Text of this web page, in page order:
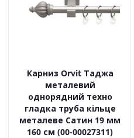
Карниз Orvit Таджа
металевий
однорядний техно
гладка труба кільце
металеве Сатин 19 мм
160 см (00-00027311)